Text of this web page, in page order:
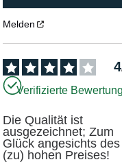
Melden
4
Verifizierte
Die Qualität ist
ausgezeichnet; Zum
Glück angesichts des
(zu) hohen Preises!